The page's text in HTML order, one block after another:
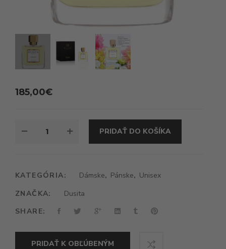
185,00€
PRIDAŤ DO KOŠÍKA
KATEGÓRIA: Dámske, Pánske, Unisex
ZNAČKA:
Dusita
SHARE:
PRIDAŤ K OBĽÚBENÝM